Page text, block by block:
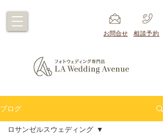
​お問合せ ​相談予約
ブログ
ロサンゼルスウェディング